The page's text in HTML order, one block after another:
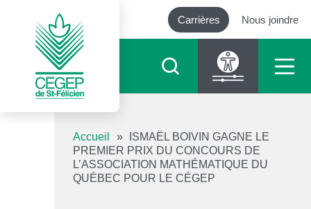
Carrières Nous joindre
Augmenter le texte
Accueil »
ISMAËL BOIVIN GAGNE LE
PREMIER PRIX DU CONCOURS DE
L’ASSOCIATION MATHÉMATIQUE DU
QUÉBEC POUR LE CÉGEP